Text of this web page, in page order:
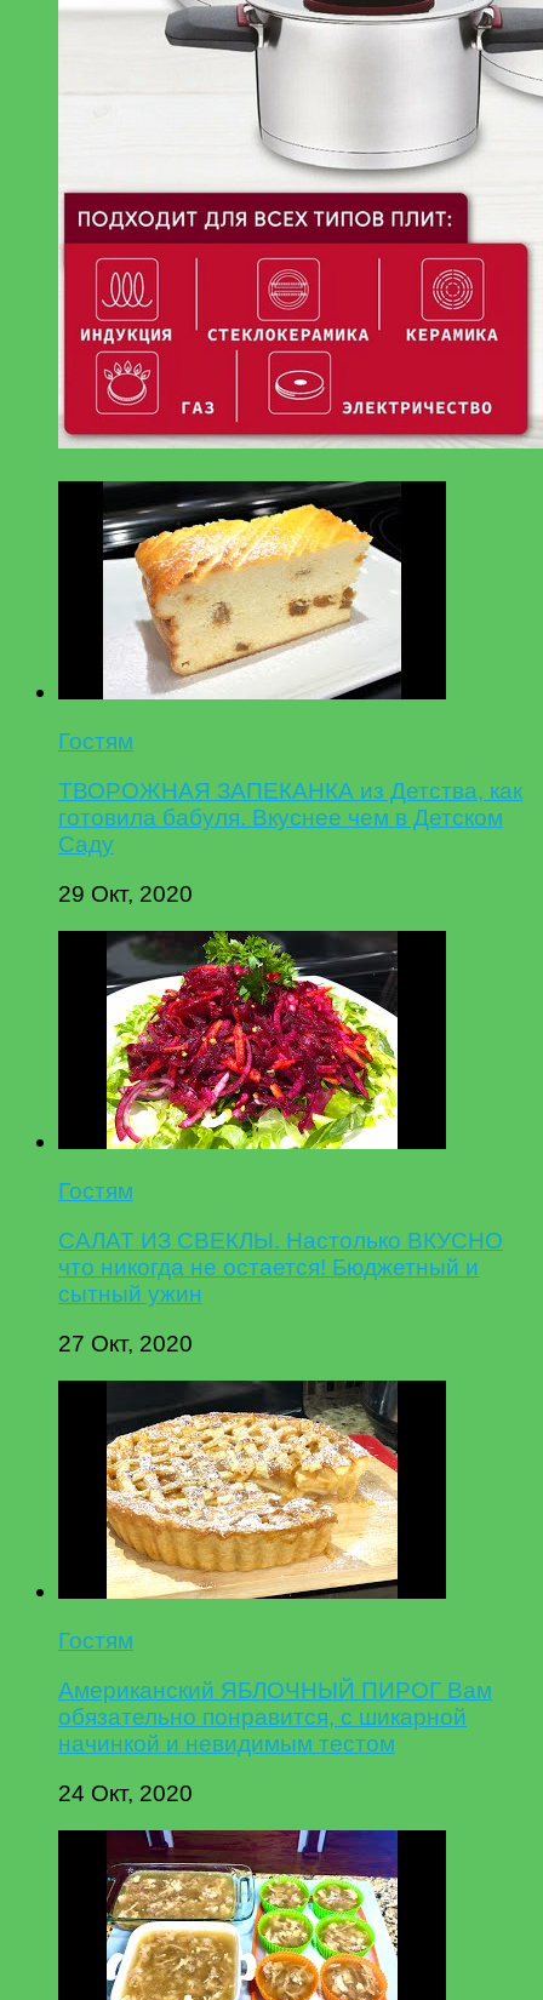
Гостям
ТВОРОЖНАЯ ЗАПЕКАНКА из Детства, как
готовила бабуля. Вкуснее чем в Детском
Саду
29 Окт, 2020
Гостям
САЛАТ ИЗ СВЕКЛЫ. Настолько ВКУСНО
что никогда не остается! Бюджетный и
сытный ужин
27 Окт, 2020
Гостям
Американский ЯБЛОЧНЫЙ ПИРОГ Вам
обязательно понравится, с шикарной
начинкой и невидимым тестом
24 Окт, 2020